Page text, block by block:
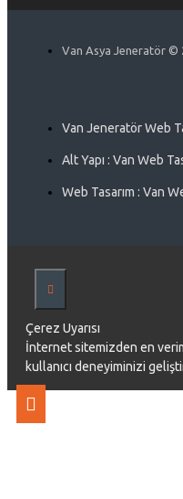
Van Asya Jeneratör ©
Van Jeneratör Web
Alt Yapı : Van Web
Web Tasarım : Van
Çerez Uyarısı
İnternet sitemizden en
kullanıcı deneyiminizi